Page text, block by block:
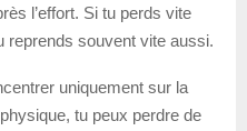
l’effort. Si tu perds vite
reprends souvent vite aussi.
uniquement sur la
tu peux perdre de